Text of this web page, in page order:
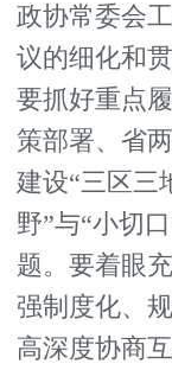
政协常委会
议的细化和
要抓好重点
策部署、省
建设“三区三
野”与“小切
题。要着眼
强制度化、
高深度协商